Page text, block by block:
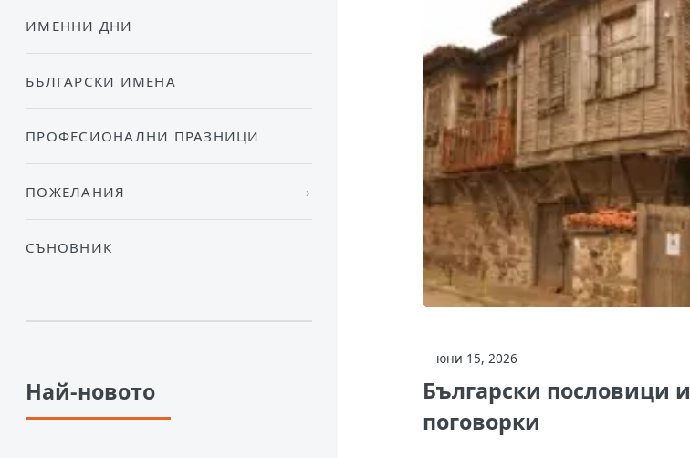
юни 15, 2026
Български пословици и
поговорки
ИМЕННИ ДНИ
БЪЛГАРСКИ ИМЕНА
ПРОФЕСИОНАЛНИ ПРАЗНИЦИ
ПОЖЕЛАНИЯ
СЪНОВНИК
Най-новото